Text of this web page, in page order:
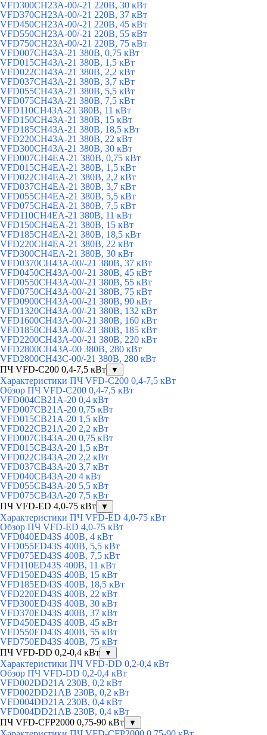
VFD300CH23A-00/-21 220В, 30 кВт
VFD370CH23A-00/-21 220В, 37 кВт
VFD450CH23A-00/-21 220В, 45 кВт
VFD550CH23A-00/-21 220В, 55 кВт
VFD750CH23A-00/-21 220В, 75 кВт
VFD007CH43A-21 380В, 0,75 кВт
VFD015CH43A-21 380В, 1,5 кВт
VFD022CH43A-21 380В, 2,2 кВт
VFD037CH43A-21 380В, 3,7 кВт
VFD055CH43A-21 380В, 5,5 кВт
VFD075CH43A-21 380В, 7,5 кВт
VFD110CH43A-21 380В, 11 кВт
VFD150CH43A-21 380В, 15 кВт
VFD185CH43A-21 380В, 18,5 кВт
VFD220CH43A-21 380В, 22 кВт
VFD300CH43A-21 380В, 30 кВт
VFD007CH4EA-21 380В, 0,75 кВт
VFD015CH4EA-21 380В, 1,5 кВт
VFD022CH4EA-21 380В, 2,2 кВт
VFD037CH4EA-21 380В, 3,7 кВт
VFD055CH4EA-21 380В, 5,5 кВт
VFD075CH4EA-21 380В, 7,5 кВт
VFD110CH4EA-21 380В, 11 кВт
VFD150CH4EA-21 380В, 15 кВт
VFD185CH4EA-21 380В, 18,5 кВт
VFD220CH4EA-21 380В, 22 кВт
VFD300CH4EA-21 380В, 30 кВт
VFD0370CH43A-00/-21 380В, 37 кВт
VFD0450CH43A-00/-21 380В, 45 кВт
VFD0550CH43A-00/-21 380В, 55 кВт
VFD0750CH43A-00/-21 380В, 75 кВт
VFD0900CH43A-00/-21 380В, 90 кВт
VFD1320CH43A-00/-21 380В, 132 кВт
VFD1600CH43A-00/-21 380В, 160 кВт
VFD1850CH43A-00/-21 380В, 185 кВт
VFD2200CH43A-00/-21 380В, 220 кВт
VFD2800CH43A-00 380В, 280 кВт
VFD2800CH43C-00/-21 380В, 280 кВт
ПЧ VFD-C200 0,4-7,5 кВт
▼
Характеристики ПЧ VFD-C200 0,4-7,5 кВт
Обзор ПЧ VFD-C200 0,4-7,5 кВт
VFD004CB21A-20 0,4 кВт
VFD007CB21A-20 0,75 кВт
VFD015CB21A-20 1,5 кВт
VFD022CB21A-20 2,2 кВт
VFD007CB43A-20 0,75 кВт
VFD015CB43A-20 1,5 кВт
VFD022CB43A-20 2,2 кВт
VFD037CB43A-20 3,7 кВт
VFD040CB43A-20 4 кВт
VFD055CB43A-20 5,5 кВт
VFD075CB43A-20 7,5 кВт
ПЧ VFD-ED 4,0-75 кВт
▼
Характеристики ПЧ VFD-ED 4,0-75 кВт
Обзор ПЧ VFD-ED 4,0-75 кВт
VFD040ED43S 400В, 4 кВт
VFD055ED43S 400В, 5,5 кВт
VFD075ED43S 400В, 7,5 кВт
VFD110ED43S 400В, 11 кВт
VFD150ED43S 400В, 15 кВт
VFD185ED43S 400В, 18,5 кВт
VFD220ED43S 400В, 22 кВт
VFD300ED43S 400В, 30 кВт
VFD370ED43S 400В, 37 кВт
VFD450ED43S 400В, 45 кВт
VFD550ED43S 400В, 55 кВт
VFD750ED43S 400В, 75 кВт
ПЧ VFD-DD 0,2-0,4 кВт
▼
Характеристики ПЧ VFD-DD 0,2-0,4 кВт
Обзор ПЧ VFD-DD 0,2-0,4 кВт
VFD002DD21A 230В, 0,2 кВт
VFD002DD21AB 230В, 0,2 кВт
VFD004DD21A 230В, 0,4 кВт
VFD004DD21AB 230В, 0,4 кВт
ПЧ VFD-CFP2000 0,75-90 кВт
▼